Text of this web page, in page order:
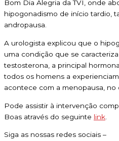
Bom Dia Alegria da TVI, onde
hipogonadismo de início tardio,
andropausa.
A urologista explicou que o
uma condição que se
testosterona, a principal
todos os homens a
acontece com a menopausa, no
Pode assistir à intervenção
Boas através do seguinte link
Siga as nossas redes sociais –